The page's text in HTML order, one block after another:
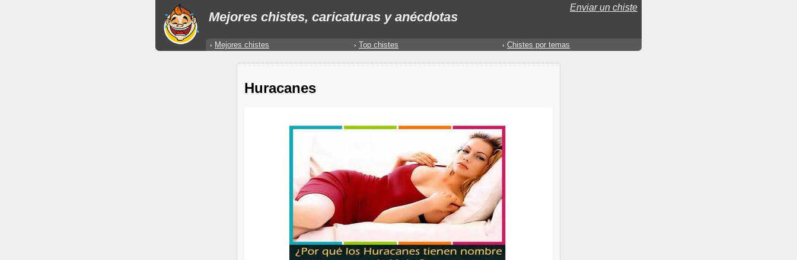
Mejores chistes, caricaturas y anécdotas
Enviar un chiste
Mejores chistes Top chistes Chistes por temas
Huracanes